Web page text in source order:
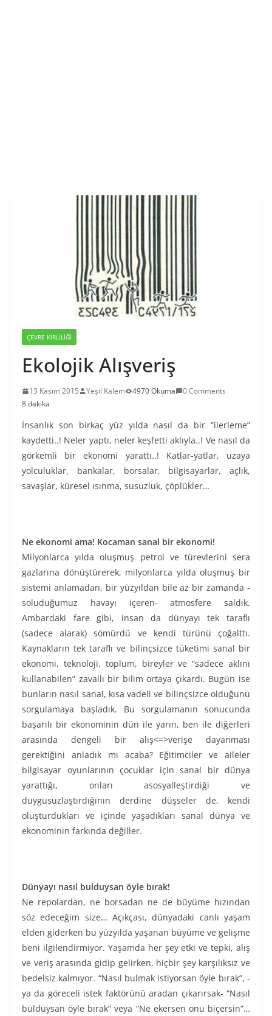
ÇEVRE KIRLILIĞI
Ekolojik Alışveriş
13 Kasım 2015 Yeşil Kalem 4970 Okuma
0 Comments
8 dakika
İnsanlık son birkaç yüz yılda nasıl da bir “ilerleme”
kaydetti..! Neler yaptı, neler keşfetti aklıyla..! Ve nasıl da
görkemli bir ekonomi yarattı..! Katlar-yatlar, uzaya
yolculuklar, bankalar, borsalar, bilgisayarlar, açlık,
savaşlar, küresel ısınma, susuzluk, çöplükler…
Ne ekonomi ama! Kocaman sanal bir ekonomi!
Milyonlarca yılda oluşmuş petrol ve türevlerini sera
gazlarına dönüştürerek, milyonlarca yılda oluşmuş bir
sistemi anlamadan, bir yüzyıldan bile az bir zamanda -
soluduğumuz havayı içeren- atmosfere saldık.
Ambardaki fare gibi, insan da dünyayı tek taraflı
(sadece alarak) sömürdü ve kendi türünü çoğalttı.
Kaynakların tek taraflı ve bilinçsizce tüketimi sanal bir
ekonomi, teknoloji, toplum, bireyler ve “sadece aklını
kullanabilen” zavallı bir bilim ortaya çıkardı. Bugün ise
bunların nasıl sanal, kısa vadeli ve bilinçsizce olduğunu
sorgulamaya başladık. Bu sorgulamanın sonucunda
başarılı bir ekonominin dün ile yarın, ben ile diğerleri
arasında dengeli bir alış<=>verişe dayanması
gerektiğini anladık mı acaba? Eğitimciler ve aileler
bilgisayar oyunlarının çocuklar için sanal bir dünya
yarattığı, onları asosyalleştirdiği ve
duygusuzlaştırdığının derdine düşseler de, kendi
oluşturdukları ve içinde yaşadıkları sanal dünya ve
ekonominin farkında değiller.
Dünyayı nasıl bulduysan öyle bırak!
Ne repolardan, ne borsadan ne de büyüme hızından
söz edeceğim size… Açıkçası, dünyadaki canlı yaşam
elden giderken bu yüzyılda yaşanan büyüme ve gelişme
beni ilgilendirmiyor. Yaşamda her şey etki ve tepki, alış
ve veriş arasında gidip gelirken, hiçbir şey karşılıksız ve
bedelsiz kalmıyor. “Nasıl bulmak istiyorsan öyle bırak”, -
ya da göreceli istek faktörünü aradan çıkarırsak- “Nasıl
bulduysan öyle bırak” veya “Ne ekersen onu biçersin”…